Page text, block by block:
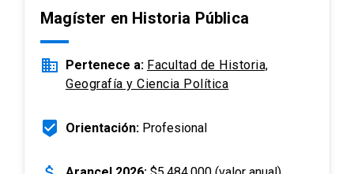
Magíster en Historia Pública
business Pertenece a: Facultad de Historia,
Geografía y Ciencia Política
beenhere Orientación: Profesional